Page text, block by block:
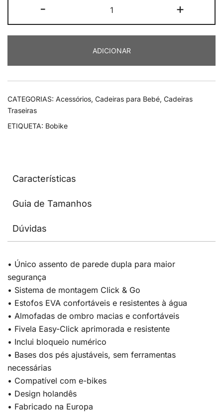
-
de
Bobike
Maxi
+
ADICIONAR
CATEGORIAS: Acessórios, Cadeiras para Bebé, Cadeiras
Traseiras
ETIQUETA: Bobike
Características
Guia de Tamanhos
Dúvidas
• Único assento de parede dupla para maior
segurança
• Sistema de montagem Click & Go
• Estofos EVA confortáveis e resistentes à água
• Almofadas de ombro macias e confortáveis
• Fivela Easy-Click aprimorada e resistente
• Inclui bloqueio numérico
• Bases dos pés ajustáveis, sem ferramentas
necessárias
• Compatível com e-bikes
• Design holandês
• Fabricado na Europa